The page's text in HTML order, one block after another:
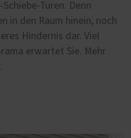
Türen. Denn
in den Raum hinein, noch
Hindernis dar. Viel
erwartet Sie. Mehr